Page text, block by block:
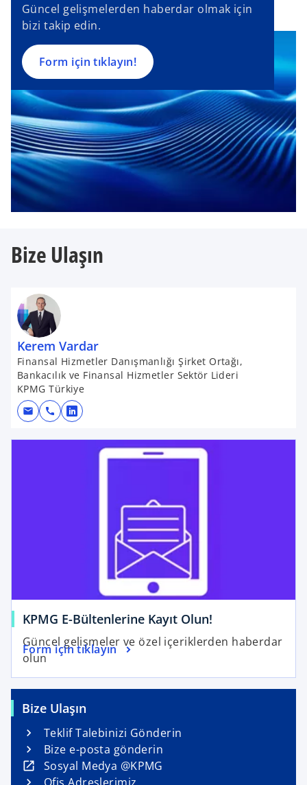
Güncel gelişmelerden haberdar olmak için
bizi takip edin.
Form için tıklayın!
s
i
n
a
n
e
w
t
a
b
Bize Ulaşın
Kerem Vardar
Finansal Hizmetler Danışmanlığı Şirket Ortağı,
Bankacılık ve Finansal Hizmetler Sektör Lideri
KPMG Türkiye
mail call
o
t
a
KPMG E-Bültenlerine Kayıt Olun!
Güncel gelişmeler ve özel içeriklerden haberdar
olun
Form için tıklayın
Bize Ulaşın
Teklif Talebinizi Gönderin
Bize e-posta gönderin
Sosyal Medya @KPMG
o
p